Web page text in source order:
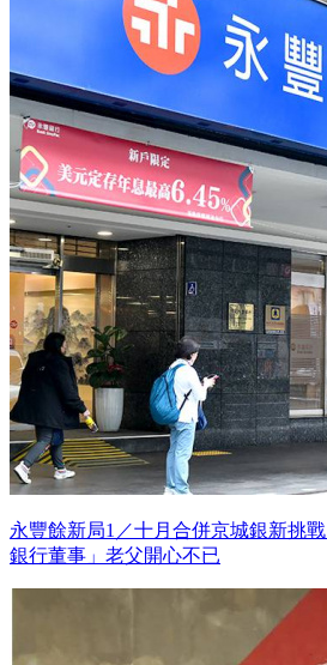
永豐餘新局1／十月合併京城銀新挑
銀行董事」老父開心不已